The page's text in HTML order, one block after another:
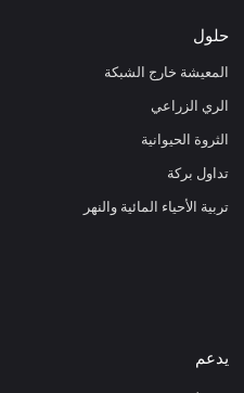
حلول
المعيشة خارج الشبكة
الري الزراعي
الثروة الحيوانية
تداول بركة
تربية الأحياء المائية والنهر
يدعم